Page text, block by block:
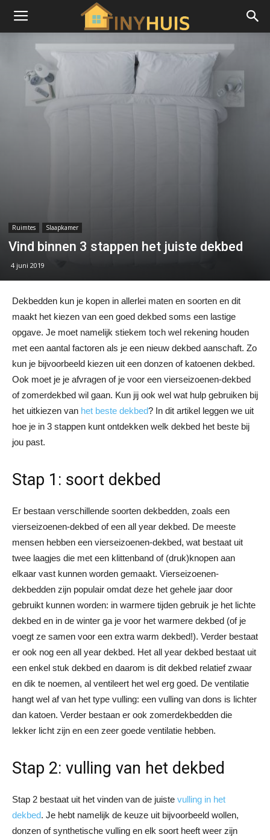
Ruimtes Slaapkamer
Vind binnen 3 stappen het juiste dekbed
4 juni 2019
Dekbedden kun je kopen in allerlei maten en soorten en dit
maakt het kiezen van een goed dekbed soms een lastige
opgave. Je moet namelijk stiekem toch wel rekening houden
met een aantal factoren als je een nieuw dekbed aanschaft. Zo
kun je bijvoorbeeld kiezen uit een donzen of katoenen dekbed.
Ook moet je je afvragen of je voor een vierseizoenen-dekbed
of zomerdekbed wil gaan. Kun jij ook wel wat hulp gebruiken bij
het uitkiezen van het beste dekbed? In dit artikel leggen we uit
hoe je in 3 stappen kunt ontdekken welk dekbed het beste bij
jou past.
Stap 1: soort dekbed
Er bestaan verschillende soorten dekbedden, zoals een
vierseizoenen-dekbed of een all year dekbed. De meeste
mensen hebben een vierseizoenen-dekbed, wat bestaat uit
twee laagjes die met een klittenband of (druk)knopen aan
elkaar vast kunnen worden gemaakt. Vierseizoenen-
dekbedden zijn populair omdat deze het gehele jaar door
gebruikt kunnen worden: in warmere tijden gebruik je het lichte
dekbed en in de winter ga je voor het warmere dekbed (of je
voegt ze samen voor een extra warm dekbed!). Verder bestaat
er ook nog een all year dekbed. Het all year dekbed bestaat uit
een enkel stuk dekbed en daarom is dit dekbed relatief zwaar
en dik te noemen, al ventileert het wel erg goed. De ventilatie
hangt wel af van het type vulling: een vulling van dons is lichter
dan katoen. Verder bestaan er ook zomerdekbedden die
lekker licht zijn en een zeer goede ventilatie hebben.
Stap 2: vulling van het dekbed
Stap 2 bestaat uit het vinden van de juiste vulling in het
dekbed. Je hebt namelijk de keuze uit bijvoorbeeld wollen,
donzen of synthetische vulling en elk soort heeft weer zijn